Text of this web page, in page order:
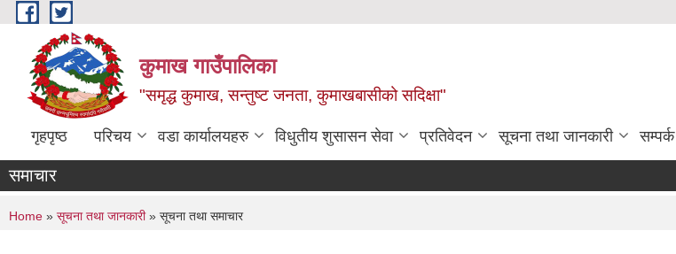
Skip to main content
कुमाख गाउँपालिका
"समृद्ध कुमाख, सन्तुष्ट जनता, कुमाखबासीको सदिक्षा"
गृहपृष्ठ परिचय वडा कार्यालयहरु विधुतीय शुसासन सेवा प्रतिवेदन सूचना तथा जानकारी सम्पर्क
समाचार
You are here
Home » सूचना तथा जानकारी» सूचना तथा समाचार